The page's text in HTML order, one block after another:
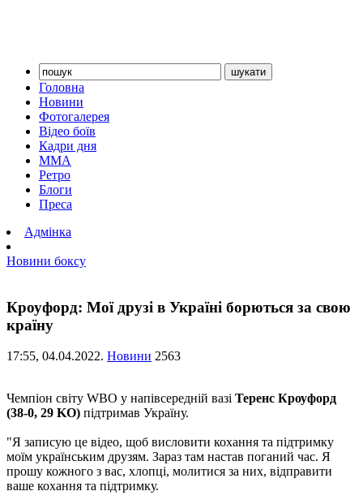
Головна
Новини
Фотогалерея
Відео боїв
Кадри дня
ММА
Ретро
Блоги
Преса
Адмінка
Новини боксу
Кроуфорд: Мої друзі в Україні борються за свою
країну
17:55, 04.04.2022. Новини 2563
Чемпіон світу WBO у напівсередній вазі Теренс Кроуфорд
(38-0, 29 KO) підтримав Україну.
"Я записую це відео, щоб висловити кохання та підтримку
моїм українським друзям. Зараз там настав поганий час. Я
прошу кожного з вас, хлопці, молитися за них, відправити
ваше кохання та підтримку.